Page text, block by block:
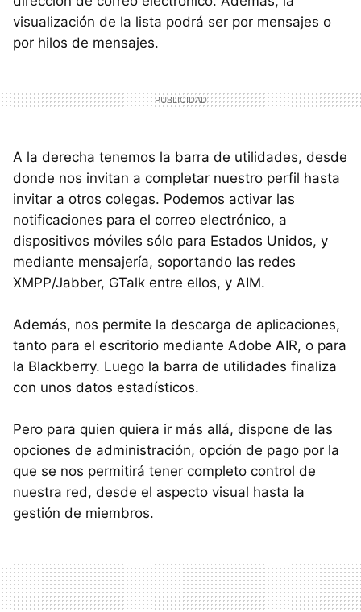
visualización de la lista podrá ser por mensajes o
por hilos de mensajes.
A la derecha tenemos la barra de utilidades, desde
donde nos invitan a completar nuestro perfil hasta
invitar a otros colegas. Podemos activar las
notificaciones para el correo electrónico, a
dispositivos móviles sólo para Estados Unidos, y
mediante mensajería, soportando las redes
XMPP/Jabber, GTalk entre ellos, y AIM.
Además, nos permite la descarga de aplicaciones,
tanto para el escritorio mediante Adobe AIR, o para
la Blackberry. Luego la barra de utilidades finaliza
con unos datos estadísticos.
Pero para quien quiera ir más allá, dispone de las
opciones de administración, opción de pago por la
que se nos permitirá tener completo control de
nuestra red, desde el aspecto visual hasta la
gestión de miembros.